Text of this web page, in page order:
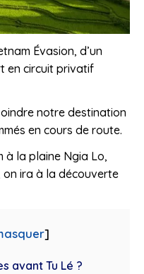
Évasion, d’un
en circuit privatif
notre destination
en cours de route.
à la plaine Ngia Lo,
on ira à la découverte
]
avant Tu Lé ?